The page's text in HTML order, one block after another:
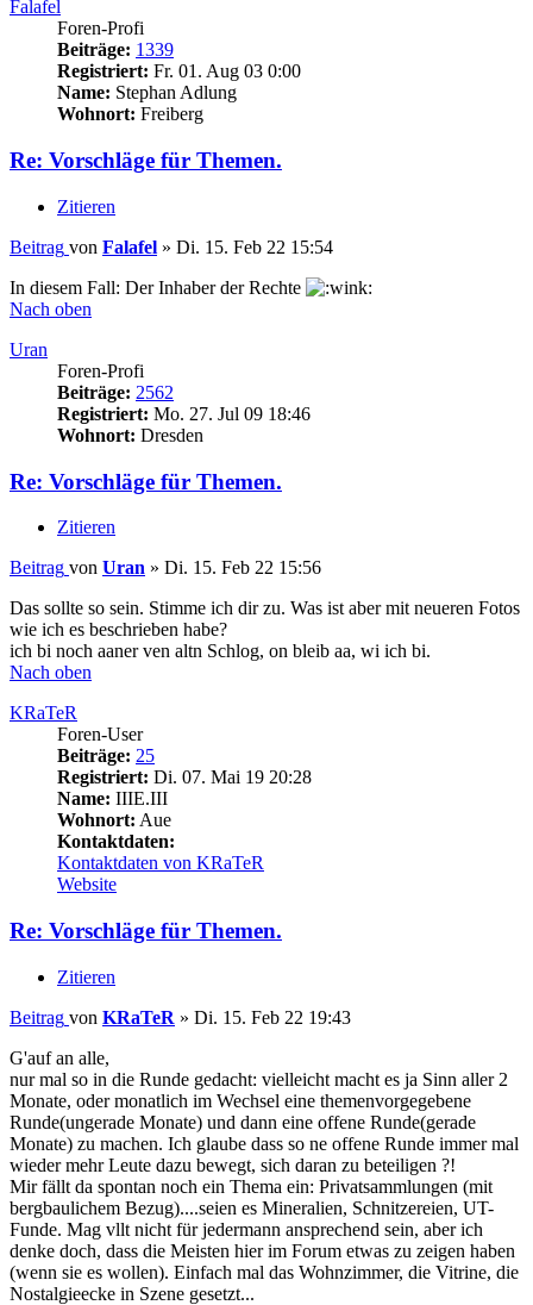
Falafel
Foren-Profi
Beiträge: 1339
Registriert: Fr. 01. Aug 03 0:00
Name: Stephan Adlung
Wohnort: Freiberg
Re: Vorschläge für Themen.
Zitieren
Beitrag von Falafel » Di. 15. Feb 22 15:54
In diesem Fall: Der Inhaber der Rechte
Nach oben
Uran
Foren-Profi
Beiträge: 2562
Registriert: Mo. 27. Jul 09 18:46
Wohnort: Dresden
Re: Vorschläge für Themen.
Zitieren
Beitrag von Uran » Di. 15. Feb 22 15:56
Das sollte so sein. Stimme ich dir zu. Was ist aber mit neueren Fotos
wie ich es beschrieben habe?
ich bi noch aaner ven altn Schlog, on bleib aa, wi ich bi.
Nach oben
KRaTeR
Foren-User
Beiträge: 25
Registriert: Di. 07. Mai 19 20:28
Name: IIIE.III
Wohnort: Aue
Kontaktdaten:
Kontaktdaten von KRaTeR
Website
Re: Vorschläge für Themen.
Zitieren
Beitrag von KRaTeR » Di. 15. Feb 22 19:43
G'auf an alle,
nur mal so in die Runde gedacht: vielleicht macht es ja Sinn aller 2
Monate, oder monatlich im Wechsel eine themenvorgegebene
Runde(ungerade Monate) und dann eine offene Runde(gerade
Monate) zu machen. Ich glaube dass so ne offene Runde immer mal
wieder mehr Leute dazu bewegt, sich daran zu beteiligen ?!
Mir fällt da spontan noch ein Thema ein: Privatsammlungen (mit
bergbaulichem Bezug)....seien es Mineralien, Schnitzereien, UT-
Funde. Mag vllt nicht für jedermann ansprechend sein, aber ich
denke doch, dass die Meisten hier im Forum etwas zu zeigen haben
(wenn sie es wollen). Einfach mal das Wohnzimmer, die Vitrine, die
Nostalgieecke in Szene gesetzt...